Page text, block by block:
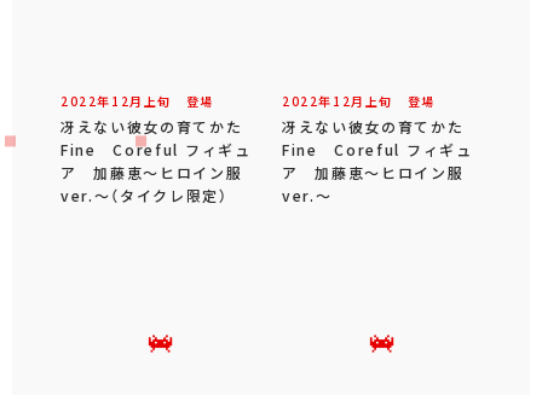
2022年 12 月 上旬 登場
冴えない彼女の育てかた
Fine Coreful フィギュ
ア 加藤恵～ヒロイン服
ver.～（タイクレ限定）
2022年 12 月 上旬 登場
冴えない彼女の育てかた
Fine Coreful フィギュ
ア 加藤恵～ヒロイン服
ver.～